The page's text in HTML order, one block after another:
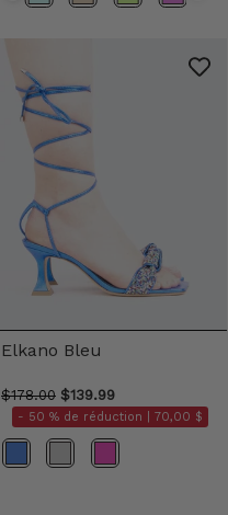
Elkano Bleu
$178.00 $139.99
- 50 % de réduction | 70,00 $
Couleur